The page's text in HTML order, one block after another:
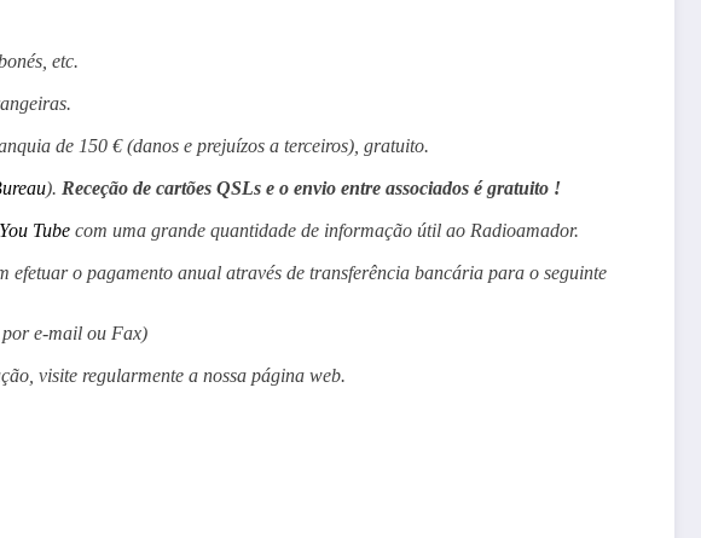
etc.
de 150 € (danos e prejuízos a terceiros), gratuito.
). Receção de cartões QSLs e o envio entre associados é gratuito !
You Tube com uma grande quantidade de informação útil ao Radioamador.
o pagamento anual através de transferência bancária para o seguinte
e-mail ou Fax)
visite regularmente a nossa página web.